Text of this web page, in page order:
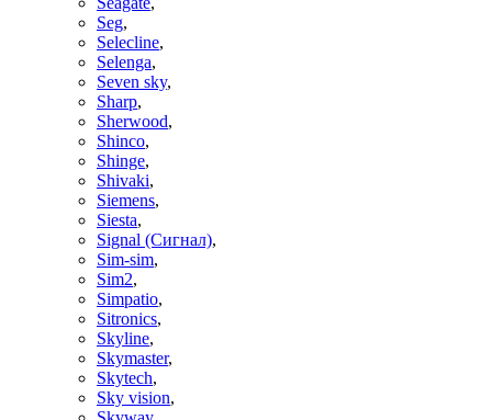
Seg,
Selecline,
Selenga,
Seven sky,
Sharp,
Sherwood,
Shinco,
Shinge,
Shivaki,
Siemens,
Siesta,
Signal (Сигнал),
Sim-sim,
Sim2,
Simpatio,
Sitronics,
Skyline,
Skymaster,
Skytech,
Sky vision,